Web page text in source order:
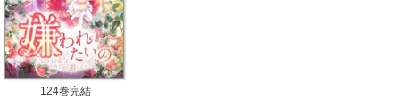
124巻完結